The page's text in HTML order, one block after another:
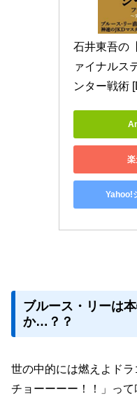
石井東吾の
ァイナルス
ンター戦術
楽
Yahoo!
ブルース・リーは
か…？？
世の中的には燃えよド
チョーーーー！！」っ